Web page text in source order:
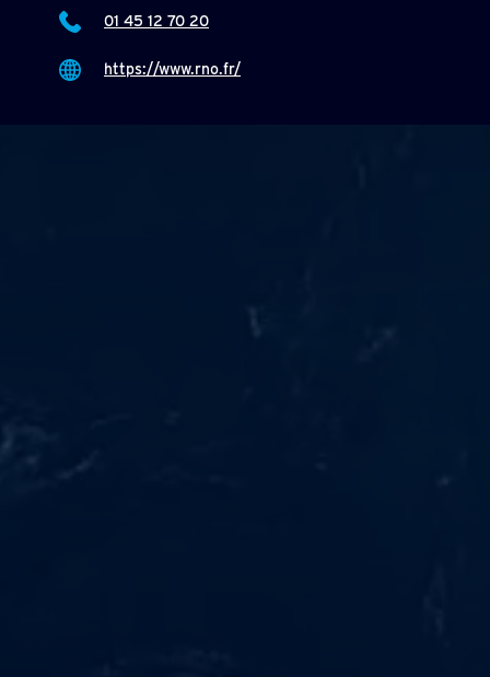
01 45 12 70 20
https://www.rno.fr/